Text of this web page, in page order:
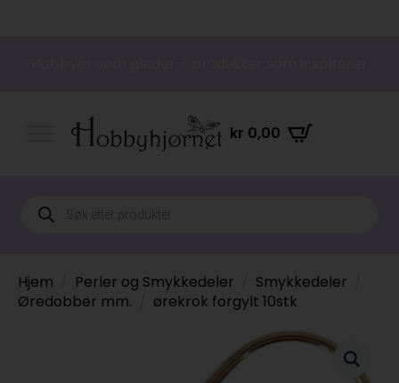
kr 0,00
Products
search
Hjem Perler og Smykkedeler
Smykkedeler
Øredobber mm.
ørekrok forgylt 10stk